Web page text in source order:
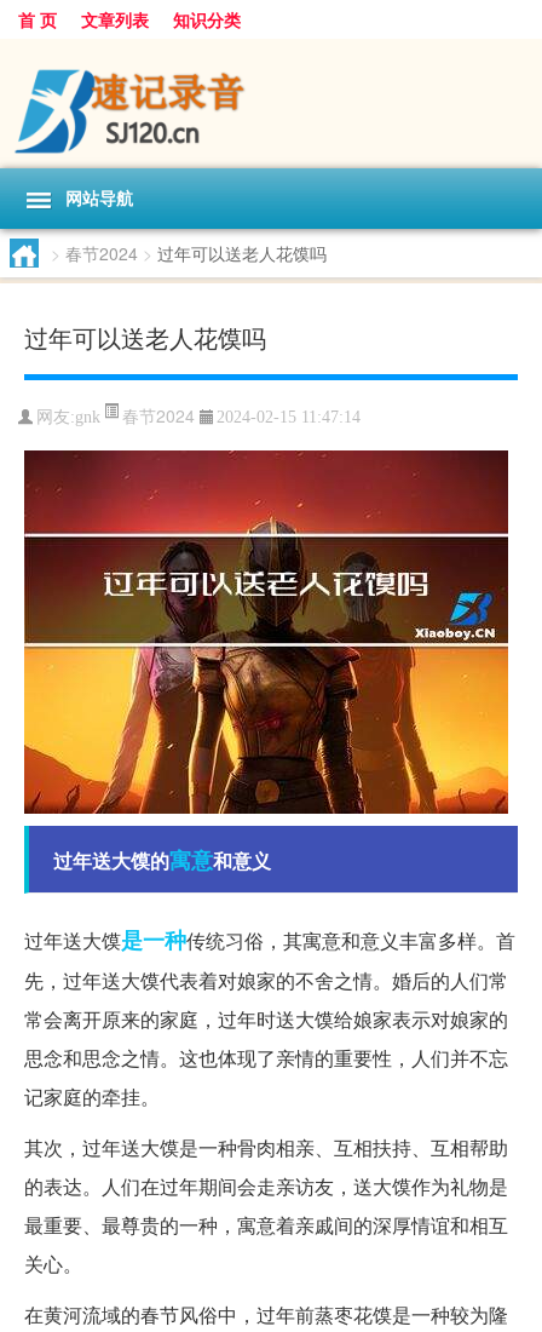
首 页 文章列表 知识分类
网站导航
> 春节2024 > 过年可以送老人花馍吗
过年可以送老人花馍吗
网友:gnk 春节2024 2024-02-15 11:47:14
过年送大馍的寓意和意义
过年送大馍是一种传统习俗，其寓意和意义丰富多样。首
先，过年送大馍代表着对娘家的不舍之情。婚后的人们常
常会离开原来的家庭，过年时送大馍给娘家表示对娘家的
思念和思念之情。这也体现了亲情的重要性，人们并不忘
记家庭的牵挂。
其次，过年送大馍是一种骨肉相亲、互相扶持、互相帮助
的表达。人们在过年期间会走亲访友，送大馍作为礼物是
最重要、最尊贵的一种，寓意着亲戚间的深厚情谊和相互
关心。
在黄河流域的春节风俗中，过年前蒸枣花馍是一种较为隆